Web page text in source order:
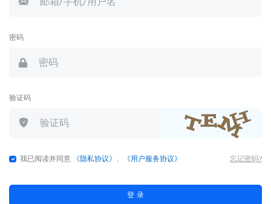
密码
验证码
我已阅读并同意 《隐私协议》 《用户服务协议》 忘记密码?
登 录